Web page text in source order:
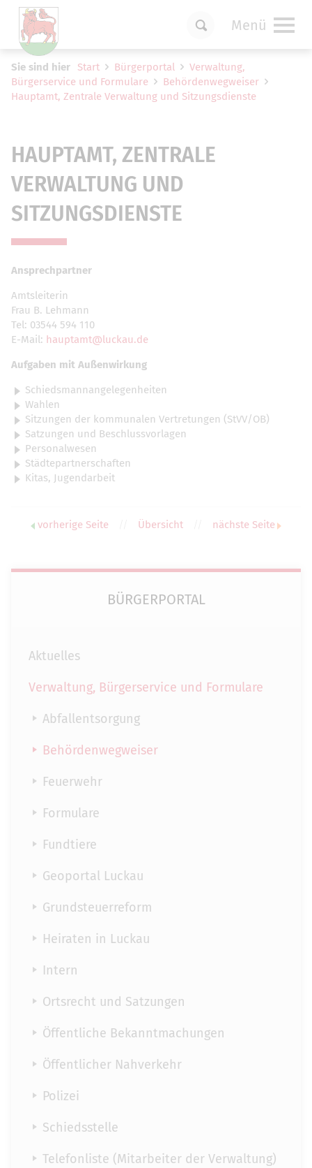
Menü
Sie sind hier Start Bürgerportal
Verwaltung,
Bürgerservice und Formulare
Behördenwegweiser
Hauptamt, Zentrale Verwaltung und Sitzungsdienste
HAUPTAMT, ZENTRALE
VERWALTUNG UND
SITZUNGSDIENSTE
Ansprechpartner
Amtsleiterin
Frau B. Lehmann
Tel: 03544 594 110
E-Mail: hauptamt@luckau.de
Aufgaben mit Außenwirkung
Schiedsmannangelegenheiten
Wahlen
Sitzungen der kommunalen Vertretungen (StVV/OB)
Satzungen und Beschlussvorlagen
Personalwesen
Städtepartnerschaften
Kitas, Jugendarbeit
vorherige Seite Übersicht nächste Seite
BÜRGERPORTAL
Aktuelles
Verwaltung, Bürgerservice und Formulare
Abfallentsorgung
Behördenwegweiser
Feuerwehr
Formulare
Fundtiere
Geoportal Luckau
Grundsteuerreform
Heiraten in Luckau
Intern
Ortsrecht und Satzungen
Öffentliche Bekanntmachungen
Öffentlicher Nahverkehr
Polizei
Schiedsstelle
Telefonliste (Mitarbeiter der Verwaltung)
vornehmen zu können wird die Berechtigung
fürfunktionale Cookiesin den Cookie-
Einstellungen benötigt.